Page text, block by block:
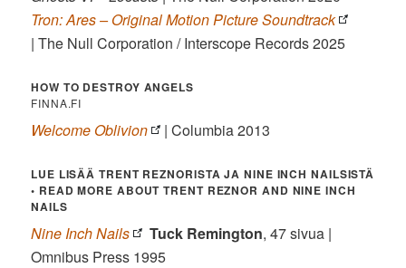
Tron: Ares – Original Motion Picture Soundtrack
| The Null Corporation / Interscope Records 2025
HOW TO DESTROY ANGELS
FINNA.FI
Welcome Oblivion | Columbia 2013
LUE LISÄÄ TRENT REZNORISTA JA NINE INCH NAILSISTÄ
• READ MORE ABOUT TRENT REZNOR AND NINE INCH
NAILS
Nine Inch Nails Tuck Remington, 47 sivua |
Omnibus Press 1995